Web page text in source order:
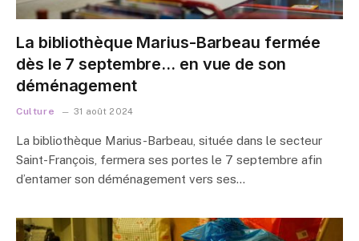
La bibliothèque Marius-Barbeau fermée
dès le 7 septembre… en vue de son
déménagement
Culture 31 août 2024
La bibliothèque Marius-Barbeau, située dans le secteur
Saint-François, fermera ses portes le 7 septembre afin
d’entamer son déménagement vers ses…